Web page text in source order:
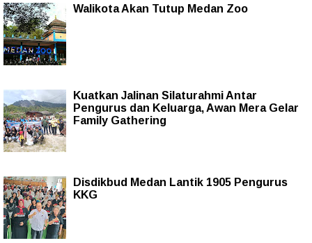
Walikota Akan Tutup Medan Zoo
Kuatkan Jalinan Silaturahmi Antar
Pengurus dan Keluarga, Awan Mera Gelar
Family Gathering
Disdikbud Medan Lantik 1905 Pengurus
KKG